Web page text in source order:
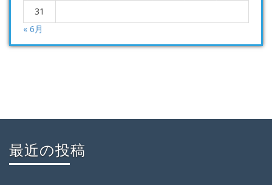
31
« 6月
最近の投稿